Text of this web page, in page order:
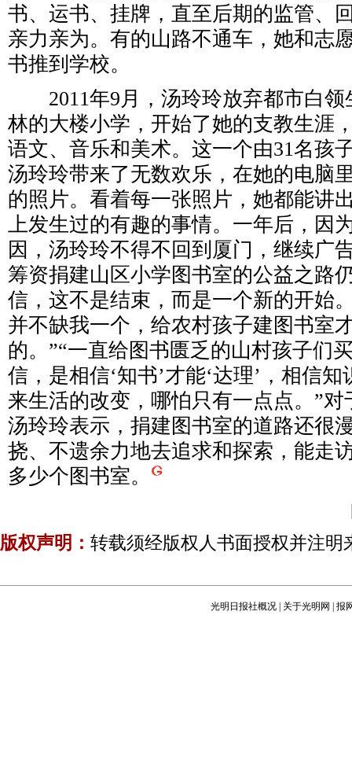
书、运书、挂牌，直至后期的监管、
亲力亲为。有的山路不通车，她和志
书推到学校。
2011年9月，汤玲玲放弃都市白领
林的大楼小学，开始了她的支教生涯
语文、音乐和美术。这一个由31名孩
汤玲玲带来了无数欢乐，在她的电脑
的照片。看着每一张照片，她都能讲
上发生过的有趣的事情。一年后，因
因，汤玲玲不得不回到厦门，继续广
筹资捐建山区小学图书室的公益之路
信，这不是结束，而是一个新的开始
并不缺我一个，给农村孩子建图书室
的。”“一直给图书匮乏的山村孩子们
信，是相信‘知书’才能‘达理’，相信
来生活的改变，哪怕只有一点点。”
汤玲玲表示，捐建图书室的道路还很
挠、不遗余力地去追求和探索，能走
多少个图书室。
版权声明： 转载须经版权人书面授权并注明
光明日报社概况 关于光明网 报